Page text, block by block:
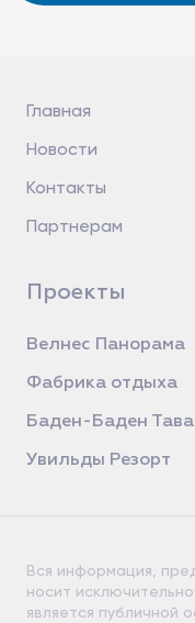
Главная
Новости
Контакты
Партнерам
Проекты
Велнес Панорама
Фабрика отдыха
Баден-Баден
Увильды Резорт
Вся информация,
носит
является публичной